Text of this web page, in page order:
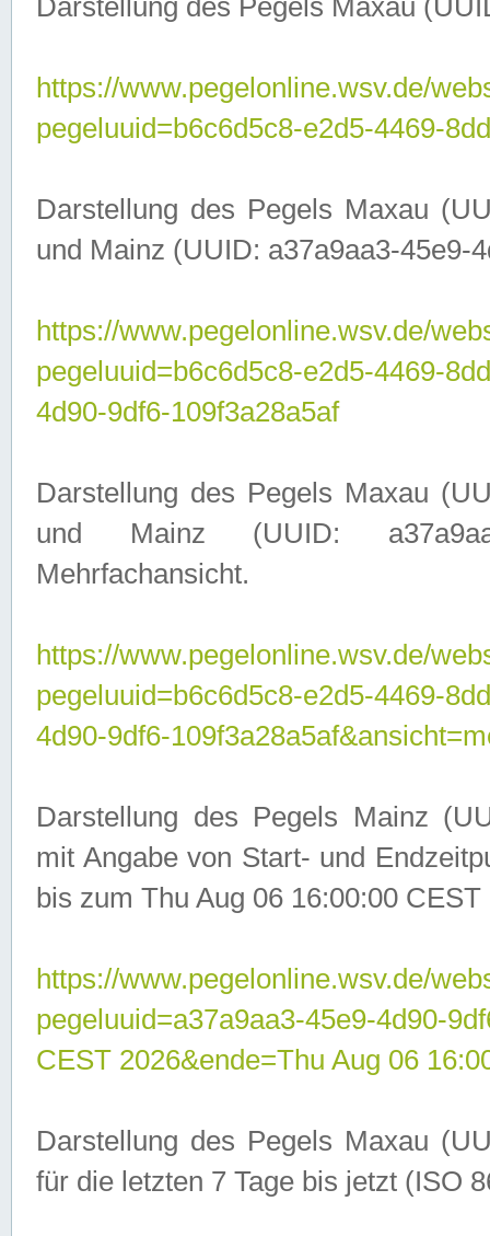
Darstellung des Pegels Maxau
https://www.pegelonline.wsv.de/
pegeluuid=b6c6d5c8-e2d5-4469-
Darstellung des Pegels Maxau
und Mainz (UUID: a37a9aa3-45e9-
https://www.pegelonline.wsv.de/
pegeluuid=b6c6d5c8-e2d5-4469-
4d90-9df6-109f3a28a5af
Darstellung des Pegels Maxau
und Mainz (UUID:
Mehrfachansicht.
https://www.pegelonline.wsv.de/
pegeluuid=b6c6d5c8-e2d5-4469-
4d90-9df6-
Darstellung des Pegels Mainz
mit Angabe von Start- und
bis zum Thu Aug 06 16:00:00 CEST
https://www.pegelonline.wsv.de/
pegeluuid=a37a9aa3-45e9-4d90-
CEST 2026&ende=Thu Aug 06
Darstellung des Pegels Maxau
für die letzten 7 Tage bis jetzt (ISO